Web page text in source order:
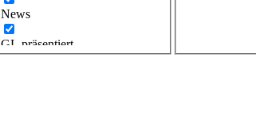
News
GL präsentiert